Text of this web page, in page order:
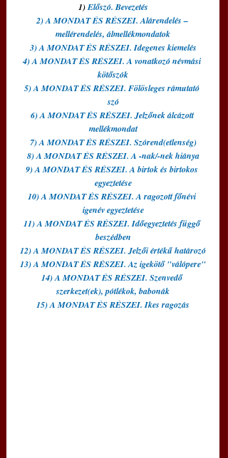
1) Előszó. Bevezetés
2) A MONDAT ÉS RÉSZEI. Alárendelés –
mellérendelés, álmellékmondatok
3) A MONDAT ÉS RÉSZEI. Idegenes kiemelés
4) A MONDAT ÉS RÉSZEI. A vonatkozó névmási
kötőszók
5) A MONDAT ÉS RÉSZEI. Fölösleges rámutató
szó
6) A MONDAT ÉS RÉSZEI. Jelzőnek álcázott
mellékmondat
7) A MONDAT ÉS RÉSZEI. Szórend(etlenség)
8) A MONDAT ÉS RÉSZEI. A -nak/-nek hiánya
9) A MONDAT ÉS RÉSZEI. A birtok és birtokos
egyeztetése
10) A MONDAT ÉS RÉSZEI. A ragozott főnévi
igenév egyeztetése
11) A MONDAT ÉS RÉSZEI. Időegyeztetés függő
beszédben
12) A MONDAT ÉS RÉSZEI. Jelzői értékű határozó
13) A MONDAT ÉS RÉSZEI. Az igekötő "válópere"
14) A MONDAT ÉS RÉSZEI. Szenvedő
szerkezet(ek), pótlékok, babonák
15) A MONDAT ÉS RÉSZEI. Ikes ragozás